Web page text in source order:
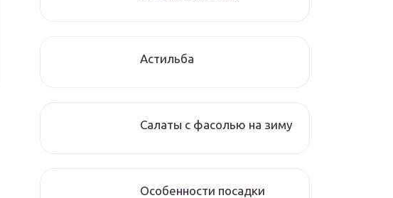
Астильба
Салаты с фасолью на зиму
Особенности посадки